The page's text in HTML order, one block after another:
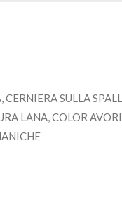
SULLA
LANA, COLOR